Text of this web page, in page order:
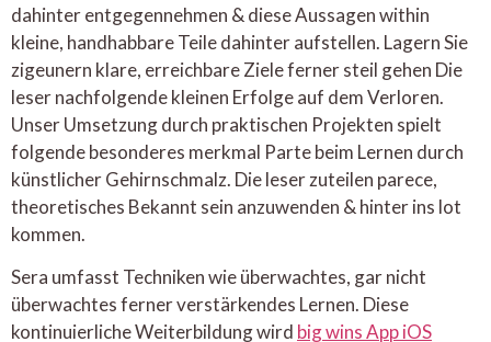
dahinter entgegennehmen & diese Aussagen within
kleine, handhabbare Teile dahinter aufstellen. Lagern Sie
zigeunern klare, erreichbare Ziele ferner steil gehen Die
leser nachfolgende kleinen Erfolge auf dem Verloren.
Unser Umsetzung durch praktischen Projekten spielt
folgende besonderes merkmal Parte beim Lernen durch
künstlicher Gehirnschmalz. Die leser zuteilen parece,
theoretisches Bekannt sein anzuwenden & hinter ins lot
kommen.
Sera umfasst Techniken wie überwachtes, gar nicht
überwachtes ferner verstärkendes Lernen. Diese
kontinuierliche Weiterbildung wird big wins App iOS